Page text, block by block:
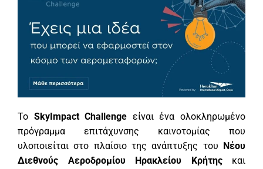
Το SkyImpact Challenge είναι ένα ολοκληρωμένο
πρόγραμμα επιτάχυνσης καινοτομίας που
υλοποιείται στο πλαίσιο της ανάπτυξης του Νέου
Διεθνούς Αεροδρομίου Ηρακλείου Κρήτηςκαι